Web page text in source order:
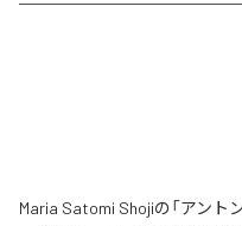
Maria Satomi Shojiの「アント